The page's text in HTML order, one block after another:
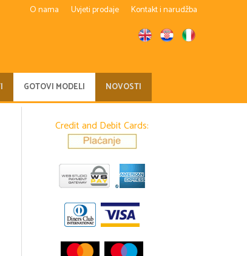
O nama Uvjeti prodaje Kontakt i narudžba
GOTOVI MODELI NOVOSTI
Credit and Debit Cards: